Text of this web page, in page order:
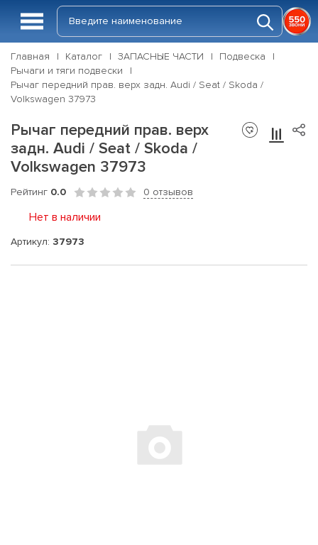
Главная Каталог ЗАПАСНЫЕ ЧАСТИ
Подвеска
Рычаги и тяги подвески
Рычаг передний прав. верх задн. Audi / Seat / Skoda /
Volkswagen 37973
Рычаг передний прав. верх
задн. Audi / Seat / Skoda /
Volkswagen 37973
Рейтинг 0.0 0 отзывов
Нет в наличии
Артикул: 37973